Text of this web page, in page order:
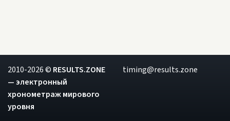
2010-2026 © RESULTS.ZONE
— электронный
хронометраж мирового
уровня
timing@results.zone